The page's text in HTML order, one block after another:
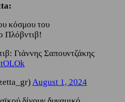
κόσμου του
Πλόβντιβ!
Γιάννης Σαπουντζάκης
August 1, 2024